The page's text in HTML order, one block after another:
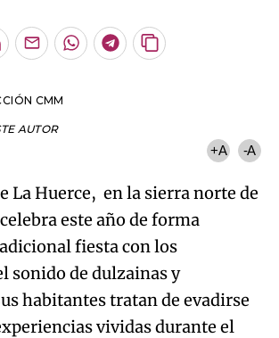
EnviarWhatsapp
Telegram
Copiar
CMM
AUTOR
+A -A
La Huerce, en la sierra norte de
este año de forma
fiesta con los
sonido de dulzainas y
habitantes tratan de evadirse
vividas durante el